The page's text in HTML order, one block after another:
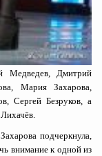
Медведев, Дмитрий
Мария Захарова,
Сергей Безруков, а
подчеркнула,
внимание к одной из